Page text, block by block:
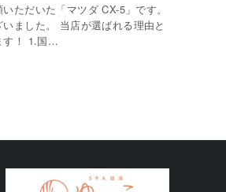
ただいた「マツダ CX-5」です。
ました。 当店が選ばれる理由と
す！ 1.国…